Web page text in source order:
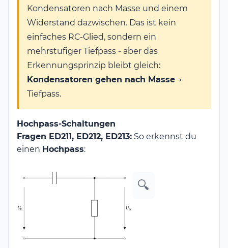
Kondensatoren nach Masse und einem
Widerstand dazwischen. Das ist kein
einfaches RC-Glied, sondern ein
mehrstufiger Tiefpass - aber das
Erkennungsprinzip bleibt gleich:
Kondensatoren gehen nach Masse →
Tiefpass.
Hochpass-Schaltungen
Fragen ED211, ED212, ED213: So erkennst du
einen Hochpass:
🔍